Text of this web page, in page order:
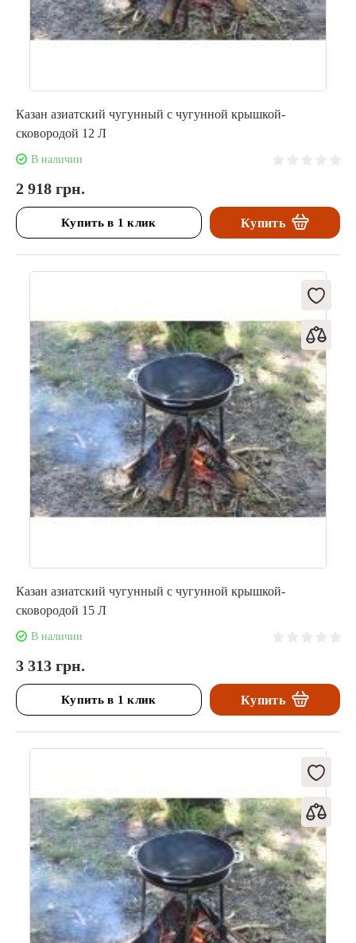
Казан азиатский чугунный с чугунной крышкой-
сковородой 12 Л
В наличии
2 918 грн.
Купить в 1 клик Купить
Казан азиатский чугунный с чугунной крышкой-
сковородой 15 Л
В наличии
3 313 грн.
Купить в 1 клик Купить